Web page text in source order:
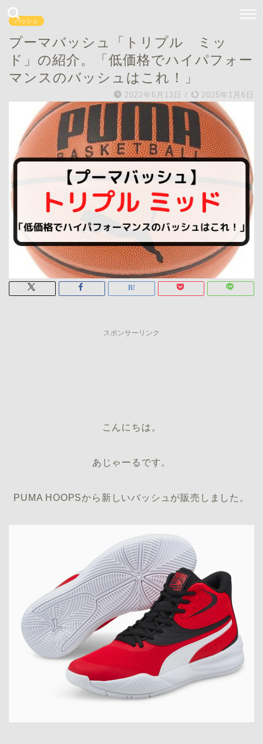
バッシュ
プーマバッシュ「トリプル ミッ
ド」の紹介。「低価格でハイパフォー
マンスのバッシュはこれ！」
2022年6月13日 / 2025年1月6日
スポンサーリンク
こんにちは。
あじゃーるです。
PUMA HOOPSから新しいバッシュが販売しました。